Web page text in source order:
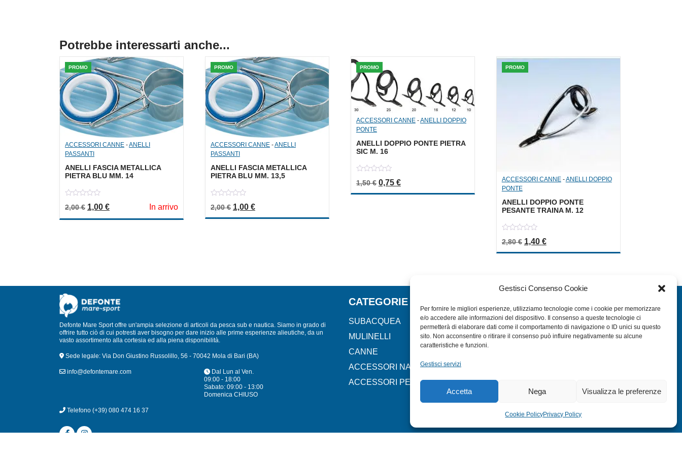
Gestisci Consenso Cookie
Per fornire le migliori esperienze, utilizziamo tecnologie come i cookie per memorizzare
e/o accedere alle informazioni del dispositivo. Il consenso a queste tecnologie ci
permetterà di elaborare dati come il comportamento di navigazione o ID unici su questo
sito. Non acconsentire o ritirare il consenso può influire negativamente su alcune
caratteristiche e funzioni.
Gestisci servizi
Accetta Nega Visualizza le preferenze
Cookie PolicyPrivacy Policy
Potrebbe interessarti anche...
PROMO
ACCESSORI CANNE -ANELLI
PASSANTI
ANELLI FASCIA METALLICA
PIETRA BLU MM. 14
out
2,00€ Il prezzo originale era: 2,00 €.
1,00 €Il prezzo attuale è: 1,00 €.
In arrivo
PROMO
ACCESSORI CANNE-ANELLI
PASSANTI
ANELLI FASCIA METALLICA
PIETRA BLU MM. 13,5
out
of
2,00€ Il prezzo originale era: 2,00 €.
1,00 €Il prezzo attuale è: 1,00 €.
PROMO
ACCESSORI CANNE-ANELLI DOPPIO
PONTE
ANELLI DOPPIO PONTE PIETRA
SIC M. 16
out
1,50€ Il prezzo originale era: 1,50 €.
0,75 €Il prezzo attuale è: 0,75 €.
PROMO
ACCESSORI CANNE-ANELLI DOPPIO
PONTE
ANELLI DOPPIO PONTE
PESANTE TRAINA M. 12
out
of
2,80€ Il prezzo originale era: 2,80 €.
1,40 €Il prezzo attuale è: 1,40 €.
Defonte Mare Sport offre un'ampia selezione di articoli da pesca sub e nautica. Siamo in grado di
offrire tutto ciò di cui potresti aver bisogno per dare inizio alle prime esperienze alieutiche, da un
vasto assortimento alla cortesia ed alla piena disponibilità.
Sede legale: Via Don Giustino Russolillo, 56 - 70042 Mola di Bari (BA)
info@defontemare.com
Dal Lun al Ven.
09:00 - 18:00
Sabato: 09:00 - 13:00
Domenica CHIUSO
Telefono (+39) 080 474 16 37
CATEGORIE
SUBACQUEA
MULINELLI
CANNE
ACCESSORI NAUTICI
ACCESSORI PESCA
HOME
SHOP
COOKIE POLICY (UE)
MODULO RESO